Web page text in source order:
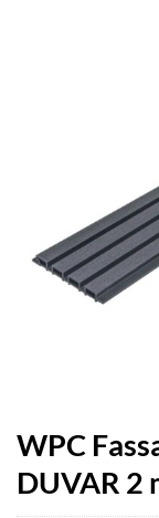
WPC
DUVAR 2